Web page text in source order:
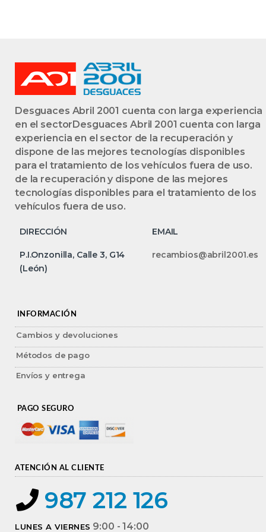
Desguaces Abril 2001 cuenta con larga experiencia
en el sectorDesguaces Abril 2001 cuenta con larga
experiencia en el sector de la recuperación y
dispone de las mejores tecnologías disponibles
para el tratamiento de los vehículos fuera de uso.
de la recuperación y dispone de las mejores
tecnologías disponibles para el tratamiento de los
vehículos fuera de uso.
DIRECCIÓN EMAIL
P.I.Onzonilla, Calle 3, G14
(León)
recambios@abril2001.es
INFORMACIÓN
Cambios y devoluciones
Métodos de pago
Envíos y entrega
PAGO SEGURO
ATENCIÓN AL CLIENTE
987 212 126
LUNES A VIERNES 9:00 - 14:00